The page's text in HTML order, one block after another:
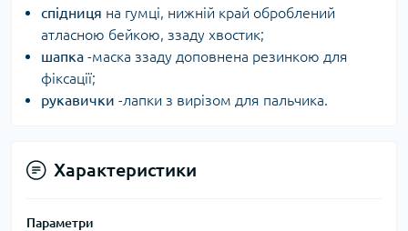
спідниця на гумці, нижній край оброблений
атласною бейкою, ззаду хвостик;
шапка -маска ззаду доповнена резинкою для
фіксації;
рукавички -лапки з вирізом для пальчика.
Характеристики
Параметри